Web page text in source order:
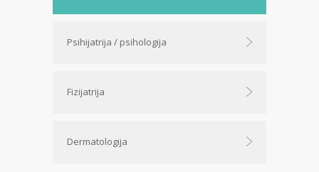
Psihijatrija / psihologija
Fizijatrija
Dermatologija